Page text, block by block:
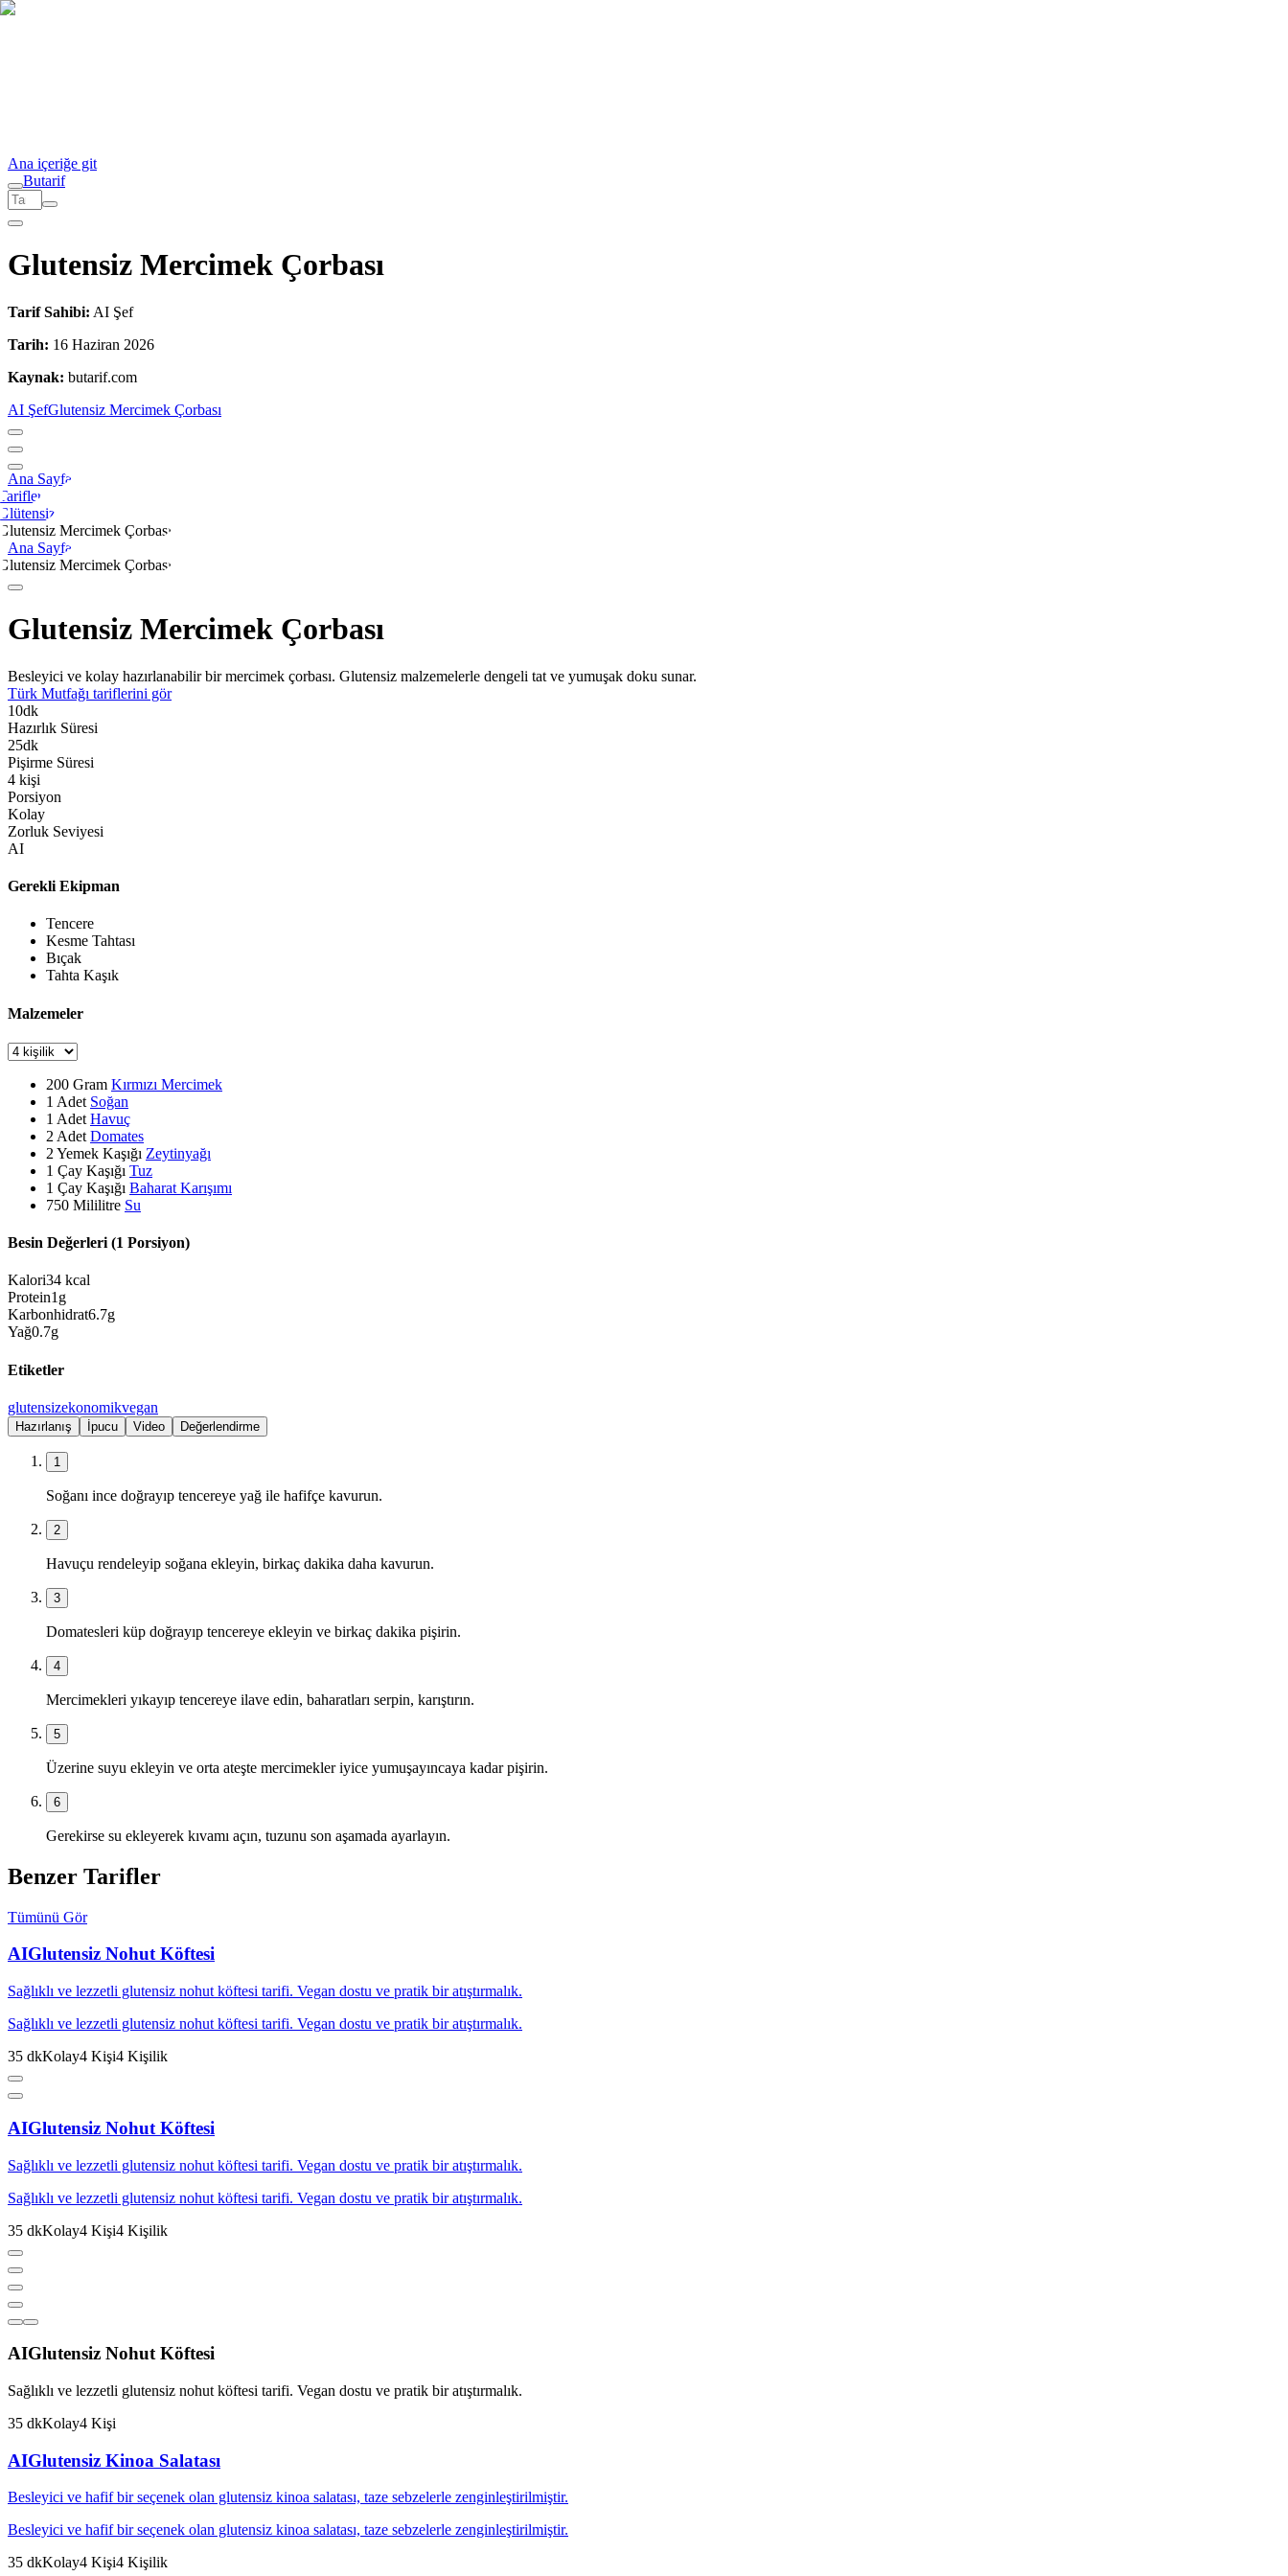
Ana içeriğe git
Butarif
Glutensiz Mercimek Çorbası
Tarif Sahibi: AI Şef
Tarih: 16 Haziran 2026
Kaynak: butarif.com
AI ŞefGlutensiz Mercimek Çorbası
Ana Sayfa
Mercimek Çorbası
Ana Sayfa
Mercimek Çorbası
Glutensiz Mercimek Çorbası
Besleyici ve kolay hazırlanabilir bir mercimek çorbası. Glutensiz malzemelerle dengeli tat ve yumuşak doku sunar.
Türk Mutfağı tariflerini gör
10dk
Hazırlık Süresi
25dk
Pişirme Süresi
4 kişi
Porsiyon
Kolay
Zorluk Seviyesi
AI
Gerekli Ekipman
Tencere
Kesme Tahtası
Bıçak
Tahta Kaşık
Malzemeler
200 Gram Kırmızı Mercimek
1 Adet Soğan
1 Adet Havuç
2 Adet Domates
2 Yemek Kaşığı Zeytinyağı
1 Çay Kaşığı Tuz
1 Çay Kaşığı Baharat Karışımı
750 Mililitre Su
Besin Değerleri (1 Porsiyon)
Kalori34 kcal
Protein1 g
Karbonhidrat6.7g
Yağ0.7g
Etiketler
glutensizekonomikvegan
Hazırlanış İpucu Video Değerlendirme
1
Soğanı ince doğrayıp tencereye yağ ile hafifçe kavurun.
2
Havuçu rendeleyip soğana ekleyin, birkaç dakika daha kavurun.
3
Domatesleri küp doğrayıp tencereye ekleyin ve birkaç dakika pişirin.
4
Mercimekleri yıkayıp tencereye ilave edin, baharatları serpin, karıştırın.
5
Üzerine suyu ekleyin ve orta ateşte mercimekler iyice yumuşayıncaya kadar pişirin.
6
Gerekirse su ekleyerek kıvamı açın, tuzunu son aşamada ayarlayın.
Benzer Tarifler
Tümünü Gör
AIGlutensiz Nohut Köftesi
Sağlıklı ve lezzetli glutensiz nohut köftesi tarifi. Vegan dostu ve pratik bir atıştırmalık.
Sağlıklı ve lezzetli glutensiz nohut köftesi tarifi. Vegan dostu ve pratik bir atıştırmalık.
35 dkKolay4 Kişi4 Kişilik
AIGlutensiz Nohut Köftesi
Sağlıklı ve lezzetli glutensiz nohut köftesi tarifi. Vegan dostu ve pratik bir atıştırmalık.
Sağlıklı ve lezzetli glutensiz nohut köftesi tarifi. Vegan dostu ve pratik bir atıştırmalık.
35 dkKolay4 Kişi4 Kişilik
AIGlutensiz Nohut Köftesi
Sağlıklı ve lezzetli glutensiz nohut köftesi tarifi. Vegan dostu ve pratik bir atıştırmalık.
35 dkKolay4 Kişi
AIGlutensiz Kinoa Salatası
Besleyici ve hafif bir seçenek olan glutensiz kinoa salatası, taze sebzelerle zenginleştirilmiştir.
Besleyici ve hafif bir seçenek olan glutensiz kinoa salatası, taze sebzelerle zenginleştirilmiştir.
35 dkKolay4 Kişi4 Kişilik